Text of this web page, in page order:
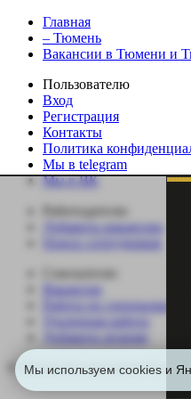
Главная
– Тюмень
Вакансии в Тюмени и
Пользователю
Вход
Регистрация
Контакты
Политика
Мы в telegram
Мы в ВК
Работодателю
Добавить вакансию
Соискателю
Вакансии
Работа по специальности
Добавить резюме
© Вакансии регионов
Мы используем cookies и